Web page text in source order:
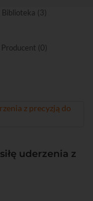
Biblioteka (3)
Producent (0)
uderzenia z